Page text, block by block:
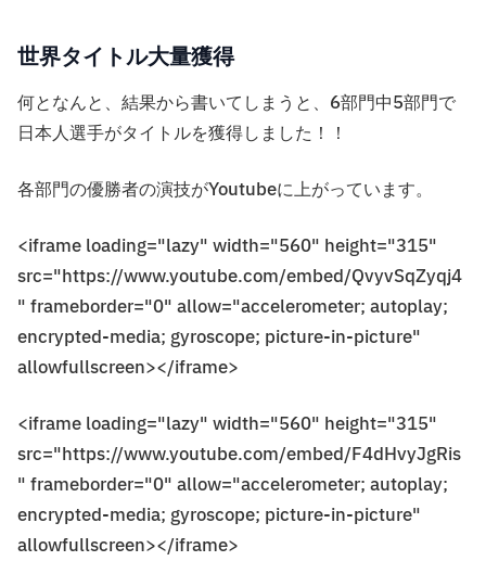
世界タイトル大量獲得
何となんと、結果から書いてしまうと、6部門中5部門で
日本人選手がタイトルを獲得しました！！
各部門の優勝者の演技がYoutubeに上がっています。
<iframe loading="lazy" width="560" height="315"
src="https://www.youtube.com/embed/QvyvSqZyqj4
" frameborder="0" allow="accelerometer; autoplay;
encrypted-media; gyroscope; picture-in-picture"
allowfullscreen></iframe>
<iframe loading="lazy" width="560" height="315"
src="https://www.youtube.com/embed/F4dHvyJgRis
" frameborder="0" allow="accelerometer; autoplay;
encrypted-media; gyroscope; picture-in-picture"
allowfullscreen></iframe>